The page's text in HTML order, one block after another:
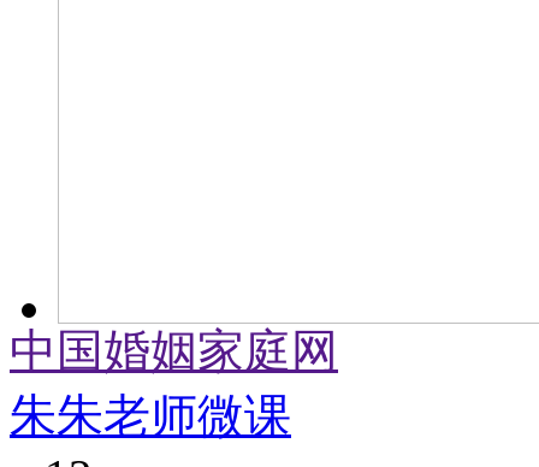
中国婚姻家庭网
朱朱老师微课